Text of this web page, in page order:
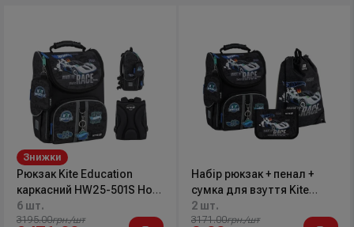
Знижки
Рюкзак Kite Education
каркасний HW25-501S Hot
Wheels
6 шт.
3195.00грн./шт
Набір рюкзак + пенал +
сумка для взуття Kite
SET_HW25-501S Hot
Wheels
2 шт.
3171.00грн./шт